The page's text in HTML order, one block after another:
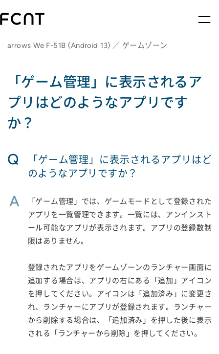
arrows We F-51B (Android 13) ／ ゲームゾーン
「ゲーム管理」に表示されるア
プリはどのようなアプリです
か？
Q
「ゲーム管理」に表示されるアプリはど
のようなアプリですか？
A
「ゲーム管理」では、ゲームモードとして登録された
アプリを一覧管理できます。一覧には、アンインスト
ール可能なアプリが表示されます。アプリの登録数制
限はありません。
登録されたアプリをゲームゾーンのランチャー画面に
追加する場合は、アプリの右にある「追加」アイコン
を押してください。アイコンは「追加済み」に変更さ
れ、ランチャーにアプリが登録されます。ランチャー
から削除する場合は、「追加済み」を押した後に表示
される「ランチャーから削除」を押してください。